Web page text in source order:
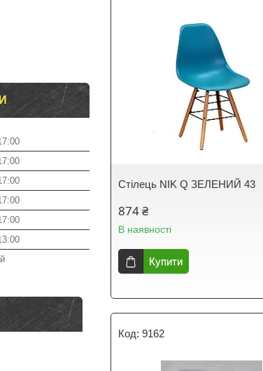
Стілець NIK Q ЗЕЛЕНИЙ 43
874 ₴
В наявності
Купити
9162